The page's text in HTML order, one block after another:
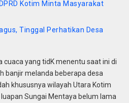
Kotim Minta Masyarakat
Tinggal Perhatikan Desa
cuaca yang tidK menentu saat ini di
banjir melanda beberapa desa
khususnya wilayah Utara Kotim
Sungai Mentaya belum lama